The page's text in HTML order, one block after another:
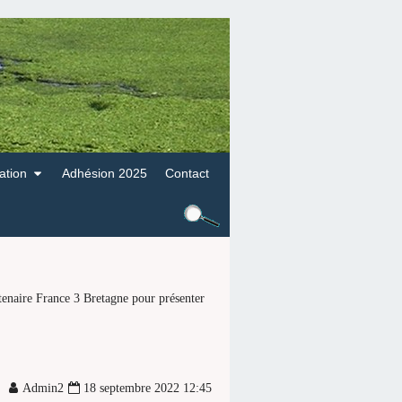
Adhésion 2025 Contact
France 3 Bretagne pour présenter
Admin2 18 septembre 2022 12:45